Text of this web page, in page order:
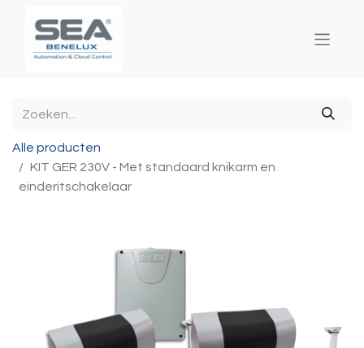
Alle producten
KIT GER 230V - Met standaard knikarm en
einderitschakelaar